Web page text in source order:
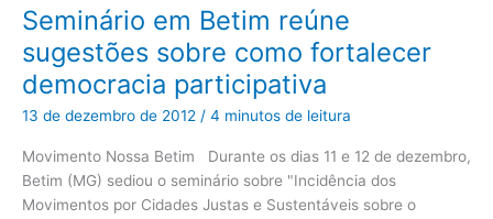
Seminário em Betim reúne
sugestões sobre como fortalecer
democracia participativa
13 de dezembro de 2012 / 4 minutos de leitura
Movimento Nossa Betim Durante os dias 11 e 12 de dezembro,
Betim (MG) sediou o seminário sobre "Incidência dos
Movimentos por Cidades Justas e Sustentáveis sobre o
Seminário
em
reúne
sugestões
sobre
como
fortalecer
democracia